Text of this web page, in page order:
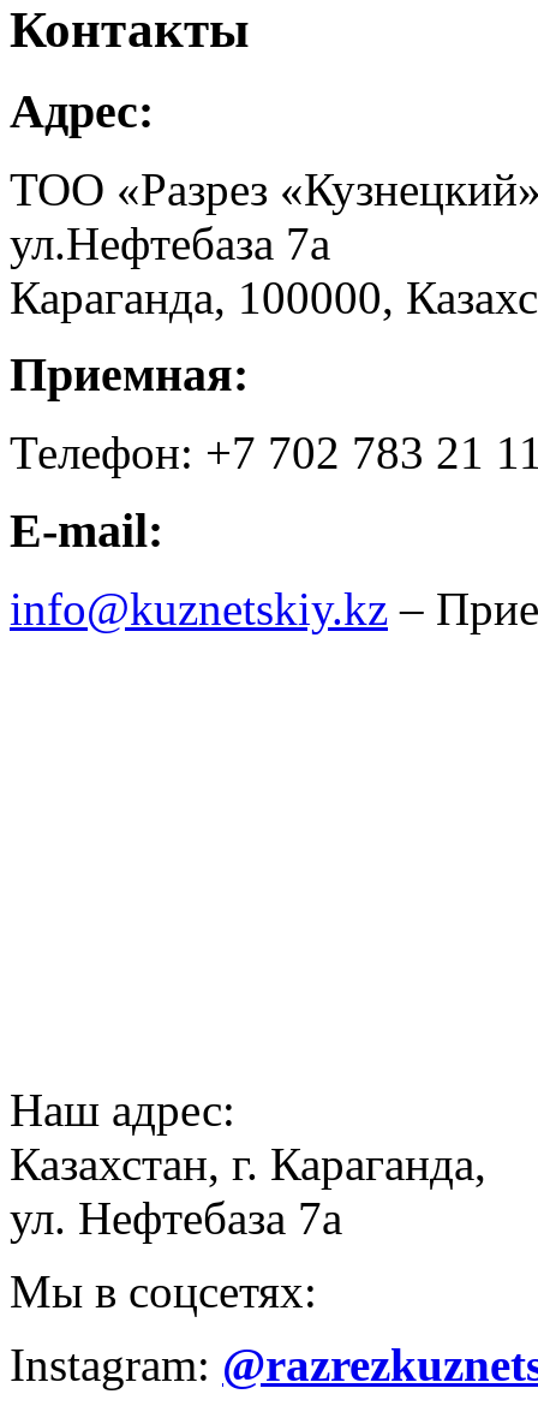
Контакты
Адрес:
ТОО «Разрез
ул.Нефтебаза 7а
Караганда, 100000,
Приемная:
Телефон: +7 702 783 21
E-mail:
info@kuznetskiy.kz –
Наш адрес:
Казахстан, г. Караганда,
ул. Нефтебаза 7а
Мы в соцсетях:
Instagram: